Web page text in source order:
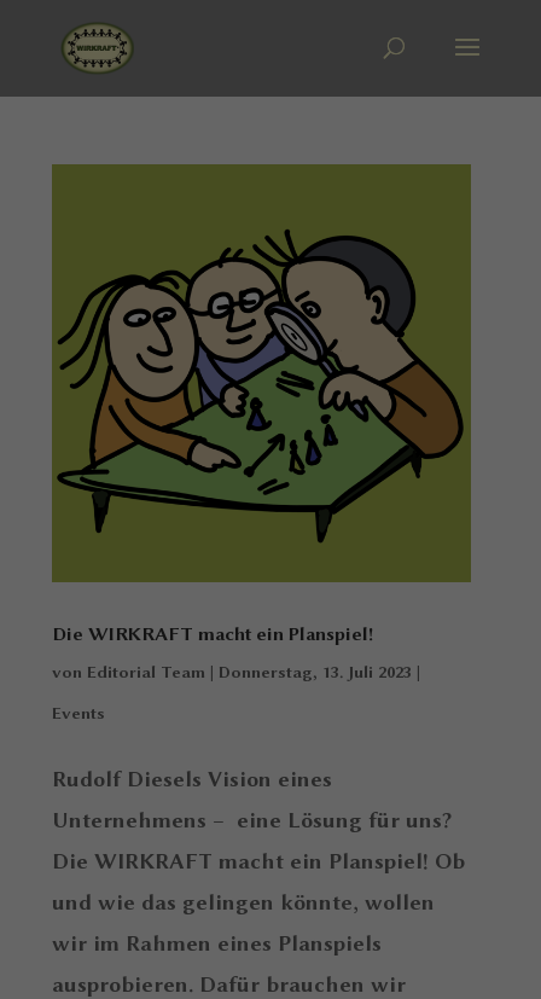
Die WIRKRAFT macht ein Planspiel!
von Editorial Team | Donnerstag, 13. Juli 2023 |
Events
Rudolf Diesels Vision eines
Unternehmens – eine Lösung für uns?
Die WIRKRAFT macht ein Planspiel! Ob
und wie das gelingen könnte, wollen
wir im Rahmen eines Planspiels
ausprobieren. Dafür brauchen wir